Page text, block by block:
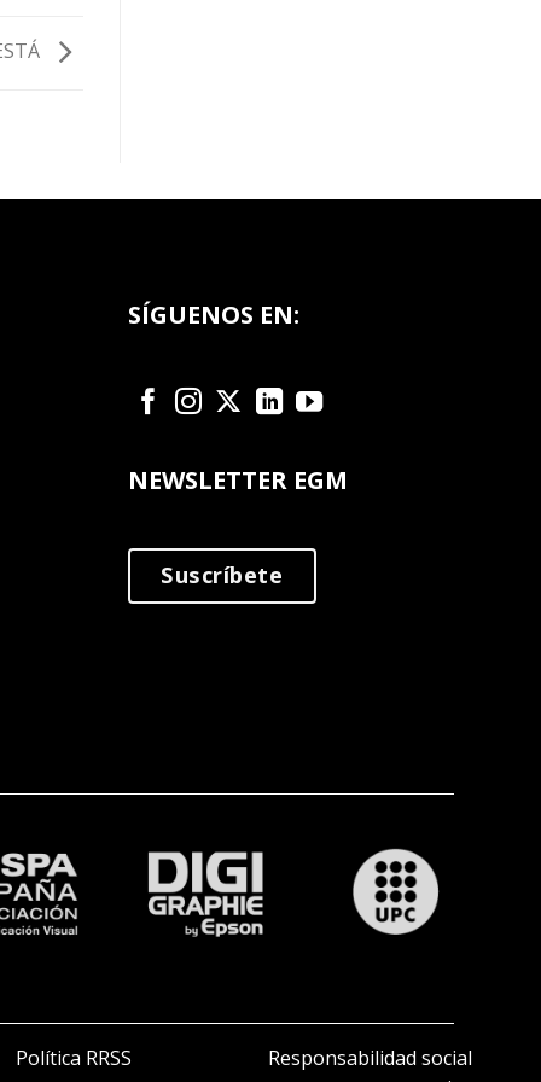
SÍGUENOS EN:
NEWSLETTER EGM
Suscríbete
Política RRSS
Responsabilidad social